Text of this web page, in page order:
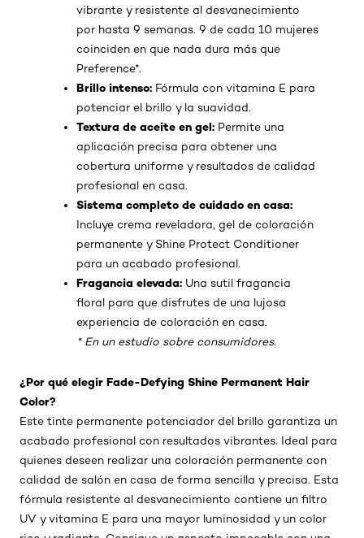
vibrante y resistente al desvanecimiento
por hasta 9 semanas. 9 de cada 10 mujeres
coinciden en que nada dura más que
Preference*.
Brillo intenso: Fórmula con vitamina E para
potenciar el brillo y la suavidad.
Textura de aceite en gel: Permite una
aplicación precisa para obtener una
cobertura uniforme y resultados de calidad
profesional en casa.
Sistema completo de cuidado en casa:
Incluye crema reveladora, gel de coloración
permanente y Shine Protect Conditioner
para un acabado profesional.
Fragancia elevada: Una sutil fragancia
floral para que disfrutes de una lujosa
experiencia de coloración en casa.
* En un estudio sobre consumidores.
¿Por qué elegir Fade-Defying Shine Permanent Hair
Color?
Este tinte permanente potenciador del brillo garantiza un
acabado profesional con resultados vibrantes. Ideal para
quienes deseen realizar una coloración permanente con
calidad de salón en casa de forma sencilla y precisa. Esta
fórmula resistente al desvanecimiento contiene un filtro
UV y vitamina E para una mayor luminosidad y un color